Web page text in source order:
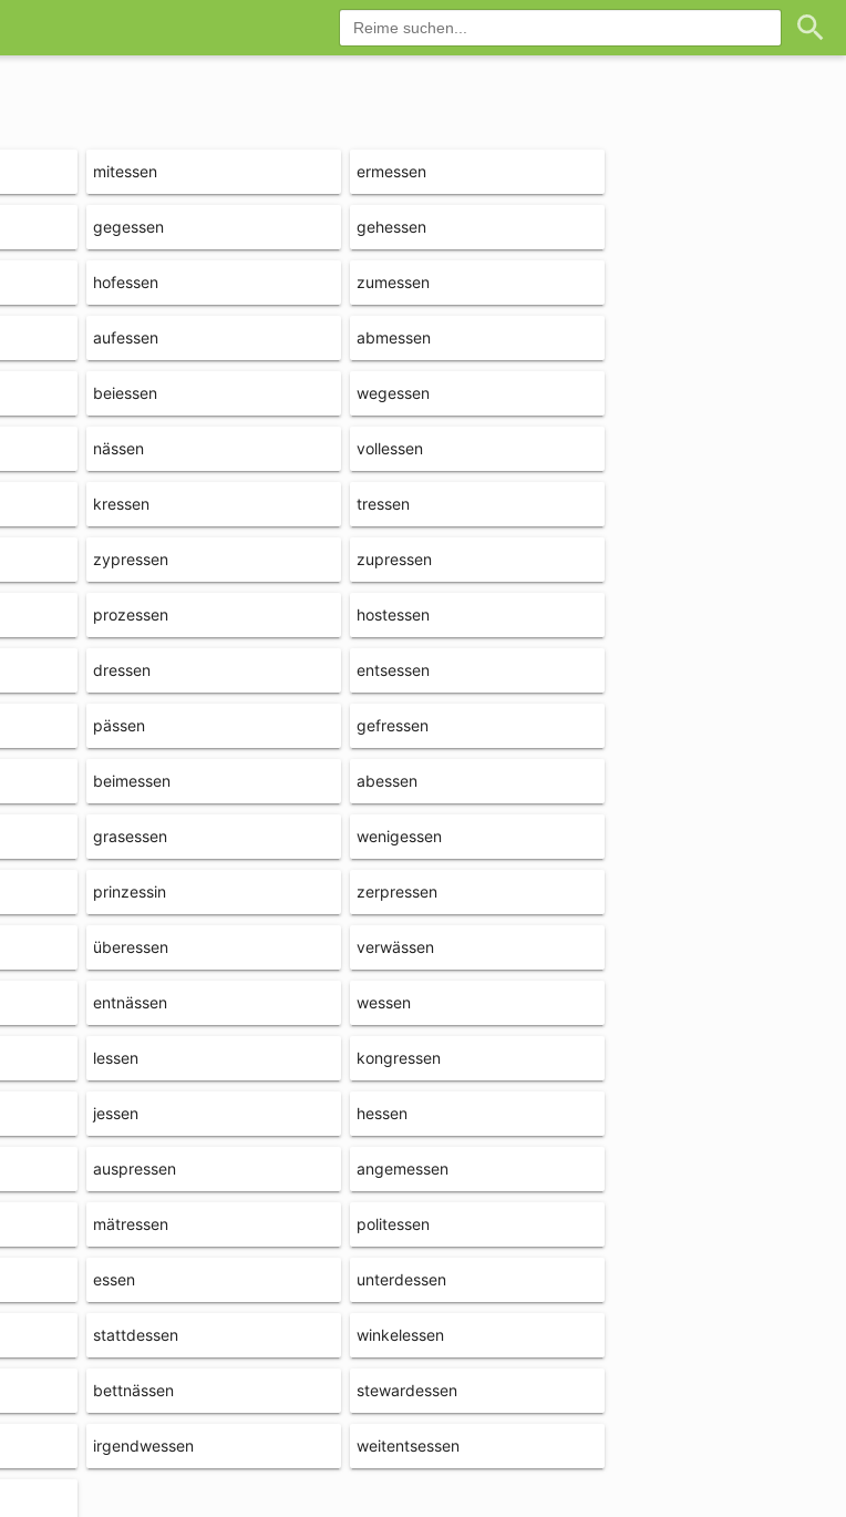
mitessen ermessen
gegessen gehessen
hofessen zumessen
aufessen abmessen
beiessen wegessen
nässen vollessen
kressen tressen
zypressen zupressen
prozessen hostessen
dressen entsessen
pässen gefressen
beimessen abessen
grasessen wenigessen
prinzessin zerpressen
überessen verwässen
entnässen wessen
lessen kongressen
jessen hessen
auspressen angemessen
mätressen politessen
essen unterdessen
stattdessen winkelessen
bettnässen stewardessen
irgendwessen weitentsessen